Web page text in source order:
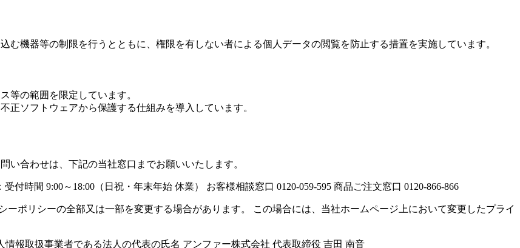
機器等の制限を行うとともに、権限を有しない者による個人データの閲覧を防止する措置を実施しています。
等の範囲を限定しています。
ソフトウェアから保護する仕組みを導入しています。
い合わせは、下記の当社窓口までお願いいたします。
付時間 9:00～18:00（日祝・年末年始 休業） お客様相談窓口 0120-059-595 商品ご注文窓口 0120-866-866
ーポリシーの全部又は一部を変更する場合があります。 この場合には、当社ホームページ上において変更したプライ
報取扱事業者である法人の代表の氏名 アンファー株式会社 代表取締役 吉田 南音